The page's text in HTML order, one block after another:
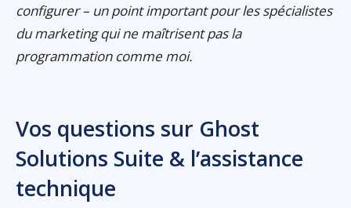
configurer – un point important pour les spécialistes
du marketing qui ne maîtrisent pas la
programmation comme moi.
Vos questions sur Ghost
Solutions Suite & l’assistance
technique